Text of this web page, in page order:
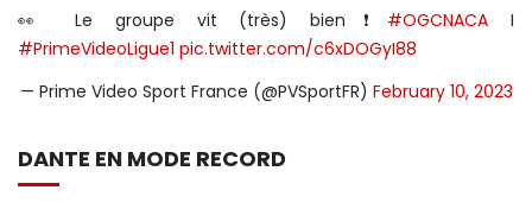
👀 Le groupe vit (très) bien❗ #OGCNACA I
#PrimeVideoLigue1 pic.twitter.com/c6xDOGyI88
— Prime Video Sport France (@PVSportFR) February 10, 2023
DANTE EN MODE RECORD